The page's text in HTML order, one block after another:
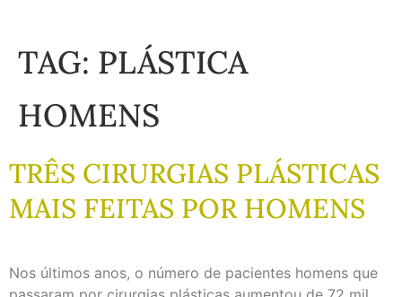
TAG: PLÁSTICA
HOMENS
TRÊS CIRURGIAS PLÁSTICAS
MAIS FEITAS POR HOMENS
Nos últimos anos, o número de pacientes homens que